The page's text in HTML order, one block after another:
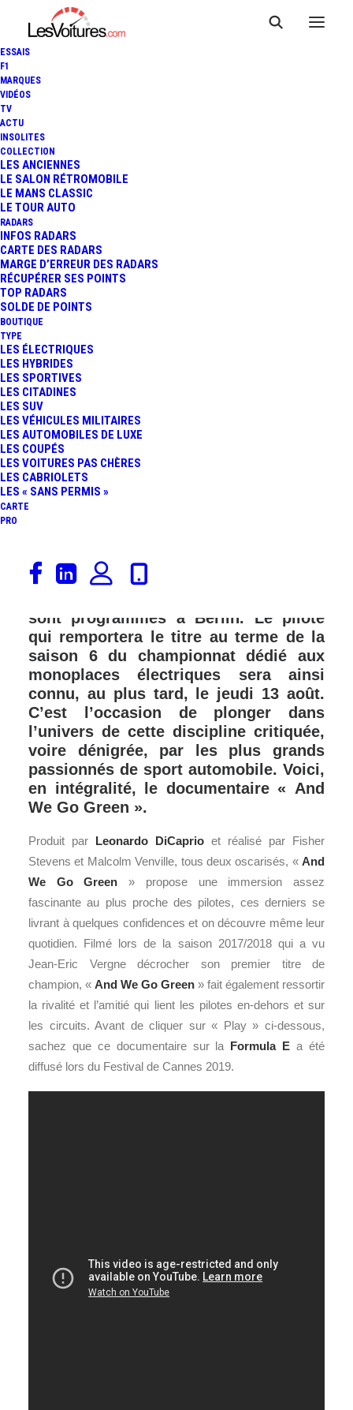
ESSAIS
F1
MARQUES
VIDÉOS
TV
ACTU
INSOLITES
COLLECTION
LES ANCIENNES
LE SALON RÉTROMOBILE
LE MANS CLASSIC
LE TOUR AUTO
RADARS
INFOS RADARS
CARTE DES RADARS
MARGE D’ERREUR DES RADARS
RÉCUPÉRER SES POINTS
TOP RADARS
SOLDE DE POINTS
BOUTIQUE
TYPE
LES ÉLECTRIQUES
LES HYBRIDES
LES SPORTIVES
LES CITADINES
LES SUV
LES VÉHICULES MILITAIRES
LES AUTOMOBILES DE LUXE
LES COUPÉS
LES VOITURES PAS CHÈRES
LES CABRIOLETS
LES « SANS PERMIS »
CARTE
PRO
DÉCOUVREZ LE FILM QUI VA
VOUS FAIRE AIMER LA
3 Minutes
Le mercredi 5 août, la Formula E sera
de retour pour un final plutôt intense
sont programmés à Berlin. Le pilote
qui remportera le titre au terme de la
saison 6 du championnat dédié aux
monoplaces électriques sera ainsi
connu, au plus tard, le jeudi 13 août.
C’est l’occasion de plonger dans
l’univers de cette discipline critiquée,
voire dénigrée, par les plus grands
passionnés de sport automobile. Voici,
en intégralité, le documentaire « And
We Go Green ».
Produit par Leonardo DiCaprio et réalisé par Fisher
Stevens et Malcolm Venville, tous deux oscarisés, « And
We Go Green » propose une immersion assez
fascinante au plus proche des pilotes, ces derniers se
livrant à quelques confidences et on découvre même leur
quotidien. Filmé lors de la saison 2017/2018 qui a vu
Jean-Eric Vergne décrocher son premier titre de
champion, « And We Go Green » fait également ressortir
la rivalité et l’amitié qui lient les pilotes en-dehors et sur
les circuits. Avant de cliquer sur « Play » ci-dessous,
sachez que ce documentaire sur la Formula E a été
diffusé lors du Festival de Cannes 2019.